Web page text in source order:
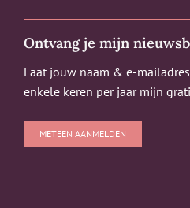
Ontvang je mijn
Laat jouw naam & e-
enkele keren per jaar mijn
METEEN AANMELDEN